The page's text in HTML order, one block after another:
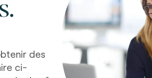
des
ci-